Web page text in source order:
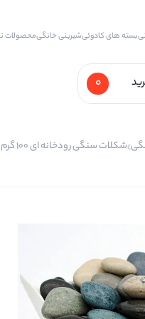
بسته های کادوئیشیرینی خانگیمحصولات
0
شکلات سنگی رودخانه ای 100 گرم